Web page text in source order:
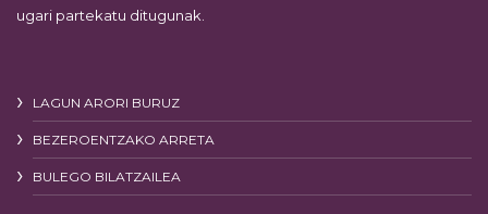
ugari partekatu ditugunak.
LAGUN ARORI BURUZ
BEZEROENTZAKO ARRETA
BULEGO BILATZAILEA